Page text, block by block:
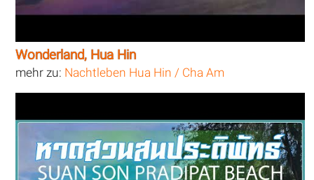
Wonderland, Hua Hin
mehr zu: Nachtleben Hua Hin / Cha Am